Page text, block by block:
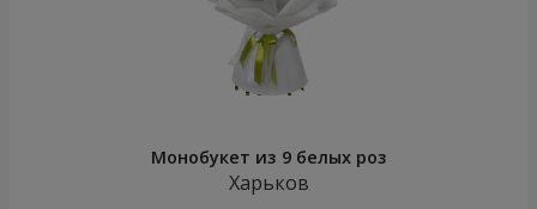
Монобукет из 9 белых роз
Харьков